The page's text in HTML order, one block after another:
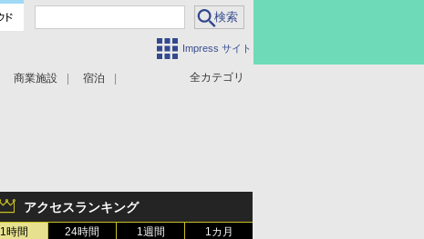
Impress サイト
全カテゴリ
商業施設 宿泊
アクセスランキング
1時間 24時間 1週間 1カ月